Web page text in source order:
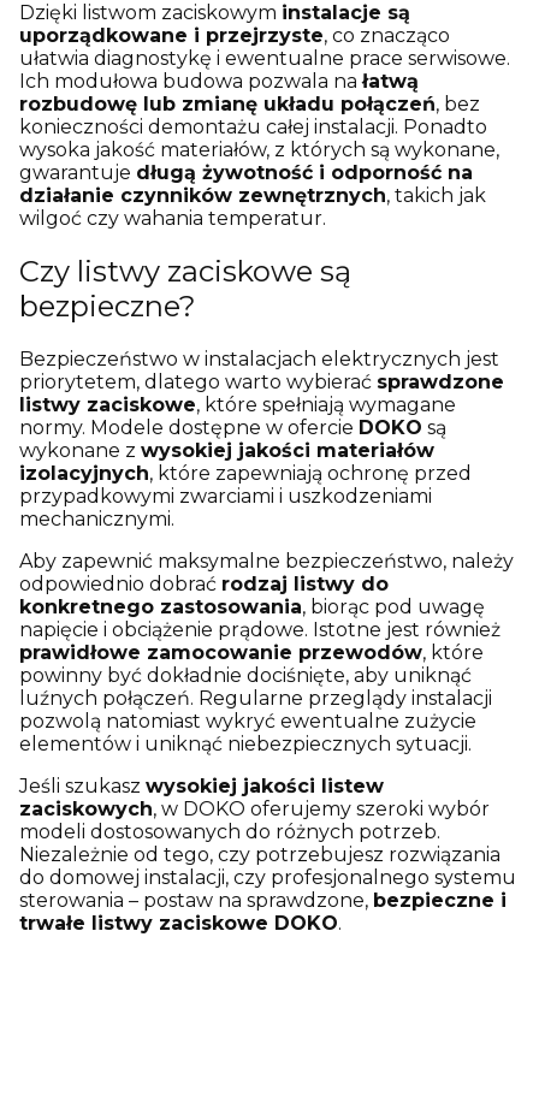
Dzięki listwom zaciskowym instalacje są
uporządkowane i przejrzyste, co znacząco
ułatwia diagnostykę i ewentualne prace serwisowe.
Ich modułowa budowa pozwala nałatwą
rozbudowę lub zmianę układu połączeń, bez
konieczności demontażu całej instalacji. Ponadto
wysoka jakość materiałów, z których są wykonane,
gwarantuje długą żywotność i odporność na
działanie czynników zewnętrznych, takich jak
wilgoć czy wahania temperatur.
Czy listwy zaciskowe są
bezpieczne?
Bezpieczeństwo w instalacjach elektrycznych jest
priorytetem, dlatego warto wybierać sprawdzone
listwy zaciskowe, które spełniają wymagane
normy. Modele dostępne w ofercie DOKO są
wykonane z wysokiej jakości materiałów
izolacyjnych, które zapewniają ochronę przed
przypadkowymi zwarciami i uszkodzeniami
mechanicznymi.
Aby zapewnić maksymalne bezpieczeństwo, należy
odpowiednio dobrać rodzaj listwy do
konkretnego zastosowania, biorąc pod uwagę
napięcie i obciążenie prądowe. Istotne jest również
prawidłowe zamocowanie przewodów, które
powinny być dokładnie dociśnięte, aby uniknąć
luźnych połączeń. Regularne przeglądy instalacji
pozwolą natomiast wykryć ewentualne zużycie
elementów i uniknąć niebezpiecznych sytuacji.
Jeśli szukasz wysokiej jakości listew
zaciskowych, w DOKO oferujemy szeroki wybór
modeli dostosowanych do różnych potrzeb.
Niezależnie od tego, czy potrzebujesz rozwiązania
do domowej instalacji, czy profesjonalnego systemu
sterowania – postaw na sprawdzone, bezpieczne i
trwałe listwy zaciskowe DOKO.